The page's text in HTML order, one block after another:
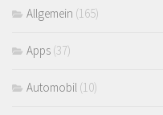
Allgemein (165)
Apps (37)
Automobil (10)